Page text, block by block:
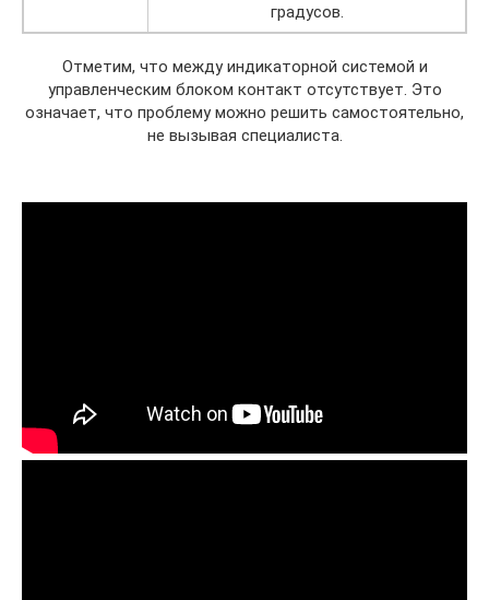
градусов.
Отметим, что между индикаторной системой и
управленческим блоком контакт отсутствует. Это
означает, что проблему можно решить самостоятельно,
не вызывая специалиста.